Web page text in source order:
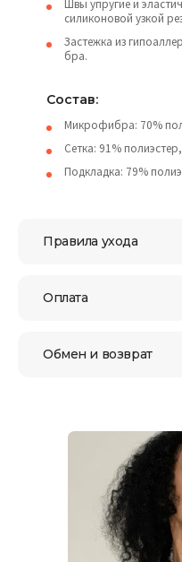
Швы упругие и
силиконовой узкой
Застежка из
бра.
Состав:
Микрофибра: 70%
Сетка: 91%
Подкладка: 79%
Правила ухода
Оплата
Обмен и возврат